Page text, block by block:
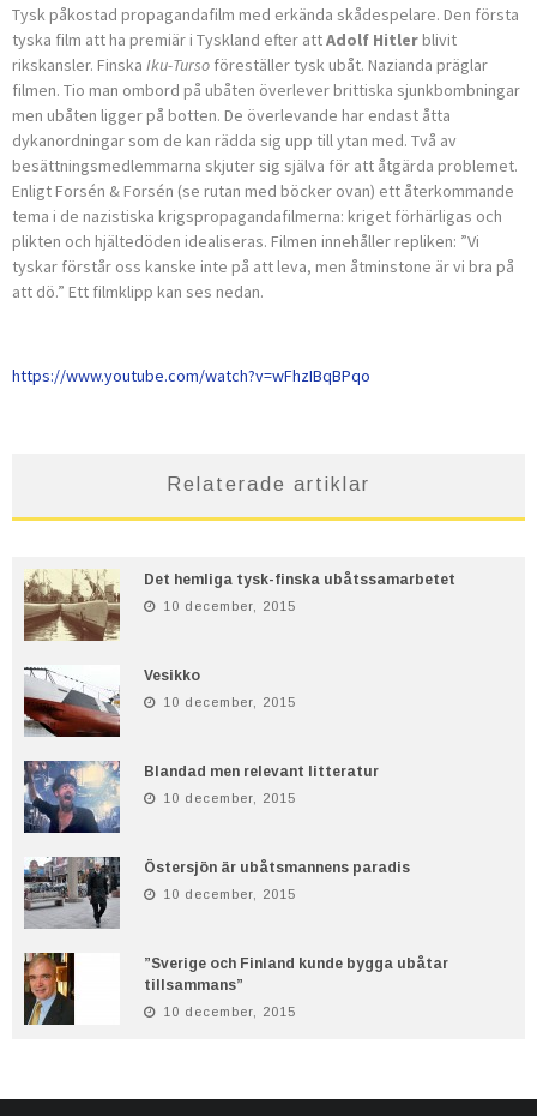
Tysk påkostad propagandafilm med erkända skådespelare. Den första
tyska film att ha premiär i Tyskland efter attAdolf Hitlerblivit
rikskansler. Finska Iku-Turso föreställer tysk ubåt. Nazianda präglar
filmen. Tio man ombord på ubåten överlever brittiska sjunkbombningar
men ubåten ligger på botten. De överlevande har endast åtta
dykanordningar som de kan rädda sig upp till ytan med. Två av
besättningsmedlemmarna skjuter sig själva för att åtgärda problemet.
Enligt Forsén & Forsén (se rutan med böcker ovan) ett återkommande
tema i de nazistiska krigspropagandafilmerna: kriget förhärligas och
plikten och hjältedöden idealiseras. Filmen innehåller repliken: ”Vi
tyskar förstår oss kanske inte på att leva, men åtminstone är vi bra på
att dö.” Ett filmklipp kan ses nedan.
https://www.youtube.com/watch?v=wFhzIBqBPqo
Relaterade artiklar
Det hemliga tysk-finska ubåtssamarbetet
10 december, 2015
Vesikko
10 december, 2015
Blandad men relevant litteratur
10 december, 2015
Östersjön är ubåtsmannens paradis
10 december, 2015
”Sverige och Finland kunde bygga ubåtar
tillsammans”
10 december, 2015